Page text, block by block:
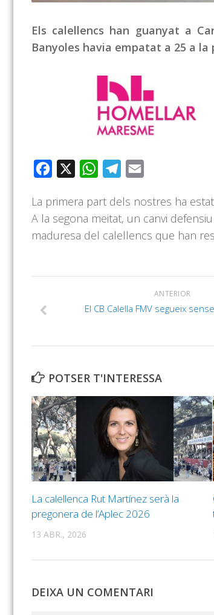
Els calellencs han guanyat a
Banyoles havia empatat a 25 a la
Facebook WhatsAppTelegram
La primera part dels nostres ha
A la segona meitat, un canvi
maduresa del calellencs que han
ANTERIOR
El CB Calella FMV segueix
POTSER T'INTERESSA
La calellenca Rut Martínez serà la
pregonera de l’Aplec 2026
13 ABR., 2026
DEIXA UN COMENTARI